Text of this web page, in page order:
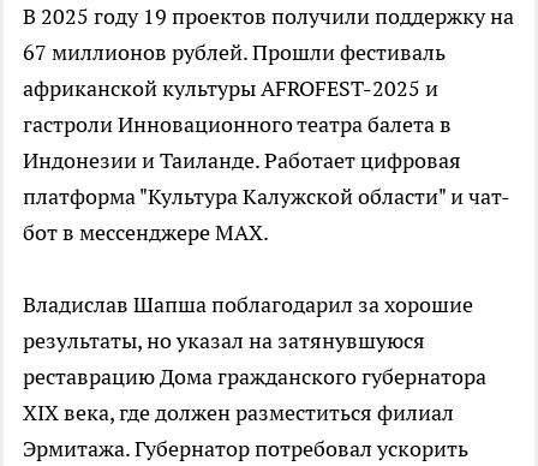
В 2025 году 19 проектов получили поддержку на
67 миллионов рублей. Прошли фестиваль
африканской культуры AFROFEST-2025 и
гастроли Инновационного театра балета в
Индонезии и Таиланде. Работает цифровая
платформа "Культура Калужской области" и чат-
бот в мессенджере MAX.
Владислав Шапша поблагодарил за хорошие
результаты, но указал на затянувшуюся
реставрацию Дома гражданского губернатора
XIX века, где должен разместиться филиал
Эрмитажа. Губернатор потребовал ускорить